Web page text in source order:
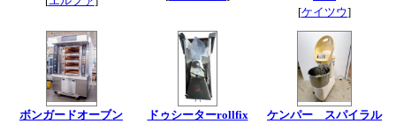
[ケイツウ]
ボンガードオーブン
ドゥシーターrollfix
ケンパー スパイラル